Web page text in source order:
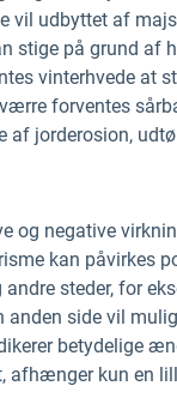
vil udbyttet af
stige på grund af
vinterhvede at
forventes
jorderosion,
og negative
kan påvirkes
steder, for
anden side vil
betydelige
afhænger kun en